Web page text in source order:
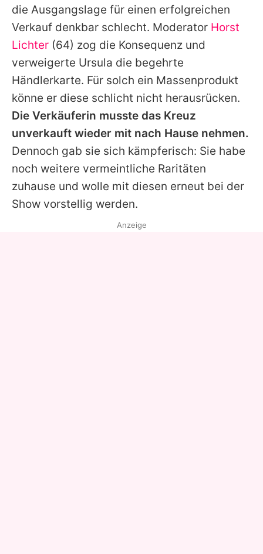
die Ausgangslage für einen erfolgreichen
Verkauf denkbar schlecht. Moderator Horst
Lichter (64) zog die Konsequenz und
verweigerte Ursula die begehrte
Händlerkarte. Für solch ein Massenprodukt
könne er diese schlicht nicht herausrücken.
Die Verkäuferin musste das Kreuz
unverkauft wieder mit nach Hause nehmen.
Dennoch gab sie sich kämpferisch: Sie habe
noch weitere vermeintliche Raritäten
zuhause und wolle mit diesen erneut bei der
Show vorstellig werden.
Anzeige